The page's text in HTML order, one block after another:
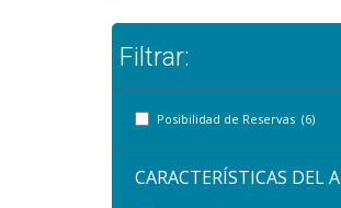
Filtrar:
Posibilidad de Reservas (6)
CARACTERÍSTICAS DEL